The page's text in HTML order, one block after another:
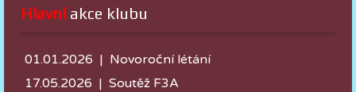
Hlavní akce klubu
01.01.2026 | Novoroční létání
17.05.2026 | Soutěž F3A